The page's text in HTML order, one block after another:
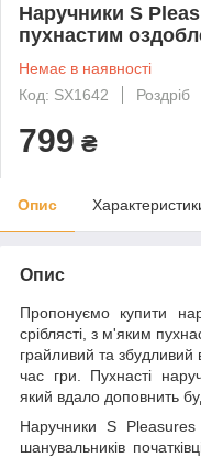
Наручники S
пухнастим
Немає в наявності
Код: SX1642
Роздріб
799 ₴
Опис
Опис
Пропонуємо купити
сріблясті, з м'яким
грайливий та
час гри. Пухнасті
який вдало доповнить
Наручники S Pleasures
шанувальників